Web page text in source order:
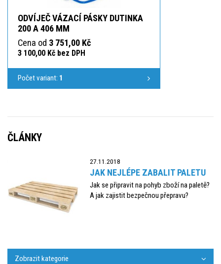
ODVÍJEČ VÁZACÍ PÁSKY DUTINKA
200 A 406 MM
Cena od 3 751,00 Kč
3 100,00 Kč bez DPH
Počet variant: 1
ČLÁNKY
27.11.2018
JAK NEJLÉPE ZABALIT PALETU
Jak se připravit na pohyb zboží na paletě?
A jak zajistit bezpečnou přepravu?
Zobrazit kategorie